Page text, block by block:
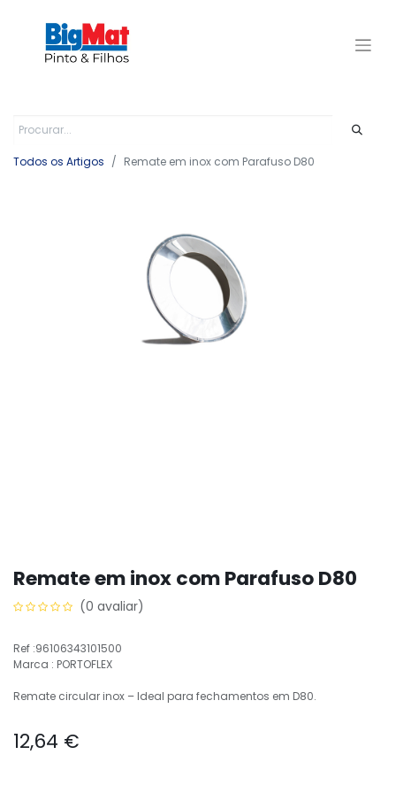
Todos os Artigos Remate em inox com Parafuso D80
Remate em inox com Parafuso D80
(0 avaliar)
Ref :96106343101500
Marca : PORTOFLEX
Remate circular inox – Ideal para fechamentos em D80.
12,64 €